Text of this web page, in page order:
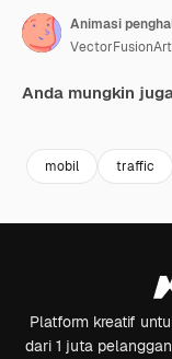
Animasi
VectorFusionArt
Anda mungkin
mobil traffic
Platform kreatif
dari 1 juta